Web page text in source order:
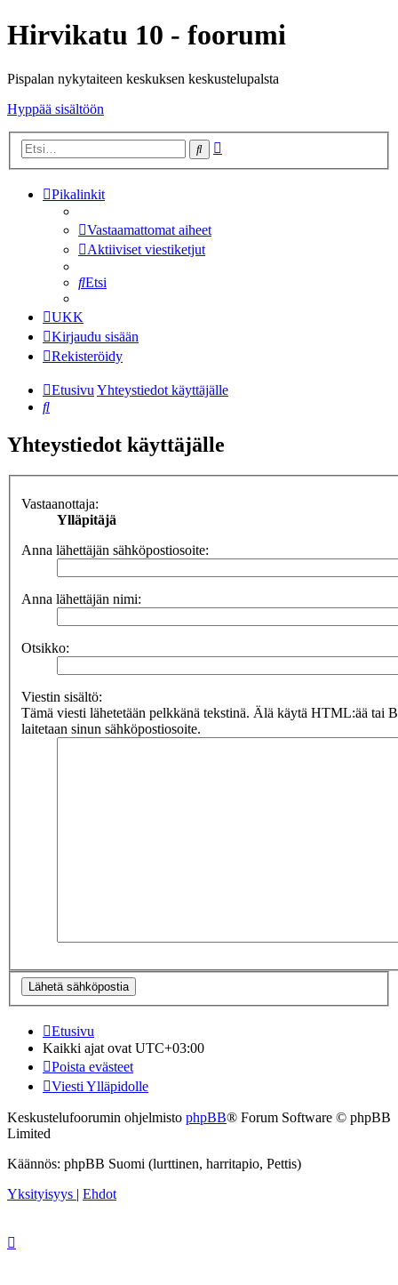
Hirvikatu 10 - foorumi
Pispalan nykytaiteen keskuksen keskustelupalsta
Hyppää sisältöön
Etsi
Pikalinkit
Vastaamattomat aiheet
Aktiiviset viestiketjut
Etsi
UKK
Kirjaudu sisään
Rekisteröidy
EtusivuYhteystiedot käyttäjälle
Etsi
Yhteystiedot käyttäjälle
Vastaanottaja:
Ylläpitäjä
Anna lähettäjän sähköpostiosoite:
Anna lähettäjän nimi:
Otsikko:
Viestin sisältö:
Tämä viesti lähetetään pelkkänä tekstinä. Älä käytä HTML:ää tai
laitetaan sinun sähköpostiosoite.
Etusivu
Kaikki ajat ovatUTC+03:00
Poista evästeet
Viesti Ylläpidolle
Keskustelufoorumin ohjelmisto phpBB® Forum Software © phpBB
Limited
Käännös: phpBB Suomi (lurttinen, harritapio, Pettis)
Yksityisyys
Ehdot